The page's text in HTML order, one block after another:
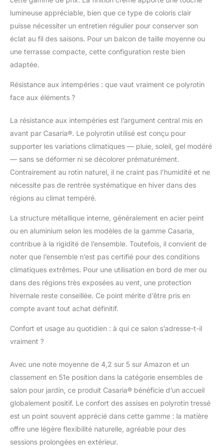
confort : coussins de 5
assises de 44cm de
hauteur, accourdoirs
ergonomiques. Parfait
STABLE : Le plateau de
sur la table, fixé par des
ventouses
antidérapantes. Les
pieds réglables en
fauteuils assurent un
maximum de stabilité,
D'ENTRETIEN &
LAVABLE : Le set de
meuble se nettoie
facilement à l'aide d'un
chiffon humide et
convient aussi bien
pour l'extérieur que
pour l'intérieur. Les
à 30ºC. Pour prolonger
la durée de vie de vos
meubles, il est conseillé
lumineuse appréciable, bien que ce type de coloris clair
puisse nécessiter un entretien régulier pour conserver son
éclat au fil des saisons. Pour un balcon de taille moyenne ou
une terrasse compacte, cette configuration reste bien
adaptée.
Résistance aux intempéries : que vaut vraiment ce polyrotin
face aux éléments ?
La résistance aux intempéries est l’argument central mis en
avant par Casaria®. Le polyrotin utilisé est conçu pour
supporter les variations climatiques — pluie, soleil, gel modéré
— sans se déformer ni se décolorer prématurément.
Contrairement au rotin naturel, il ne craint pas l’humidité et ne
nécessite pas de rentrée systématique en hiver dans des
régions au climat tempéré.
La structure métallique interne, généralement en acier peint
ou en aluminium selon les modèles de la gamme Casaria,
contribue à la rigidité de l’ensemble. Toutefois, il convient de
noter que l’ensemble n’est pas certifié pour des conditions
climatiques extrêmes. Pour une utilisation en bord de mer ou
dans des régions très exposées au vent, une protection
hivernale reste conseillée. Ce point mérite d’être pris en
compte avant tout achat définitif.
Confort et usage au quotidien : à qui ce salon s’adresse-t-il
vraiment ?
Avec une note moyenne de 4,2 sur 5 sur Amazon et un
classement en 51e position dans la catégorie ensembles de
salon pour jardin, ce produit Casaria® bénéficie d’un accueil
globalement positif. Le confort des assises en polyrotin tressé
est un point souvent apprécié dans cette gamme : la matière
offre une légère flexibilité naturelle, agréable pour des
sessions prolongées en extérieur.